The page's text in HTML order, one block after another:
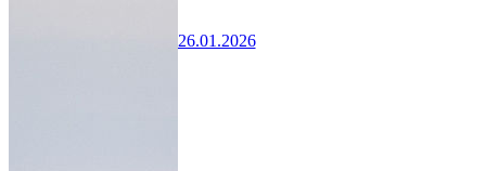
26.01.2026